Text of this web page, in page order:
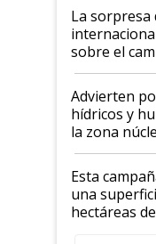
La sorpresa
sobre el
"Estoy muy
Advierten
hídricos y
la zona
Esta
una
hectáreas